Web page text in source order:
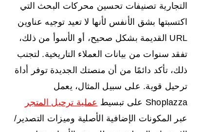
التجارية تصنيفات تحسين محركات البحث التي
اكتسبتها بشق الأنفس لأنها لا تعيد توجيه عناوين
URL القديمة بشكل صحيح، أو الأسوأ من ذلك،
تفقد سنوات من بيانات العملاء التاريخية. لتجنب
ذلك، تأكد دائمًا من أن منصتك الجديدة توفر أداة
ترحيل قوية. على سبيل المثال، يعمل
Shoplazza على تبسيط
عملية ترحيل المتجر
عبر المكونات الإضافية الأصلية وميزات التصدير/